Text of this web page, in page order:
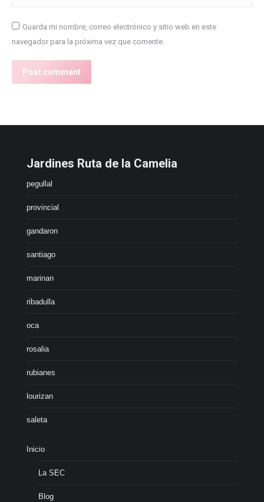
Guarda mi nombre, correo electrónico y sitio web en este
navegador para la próxima vez que comente.
Post comment
Jardines Ruta de la Camelia
pegullal
provincial
gandaron
santiago
marinan
ribadulla
oca
rosalia
rubianes
lourizan
saleta
Inicio
La SEC
Blog